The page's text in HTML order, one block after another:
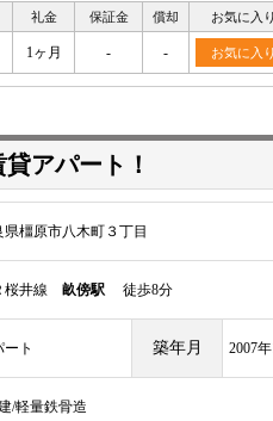
礼金 保証金 償却 お気に入り
1ヶ月 - - お気に入り
アパート！
県橿原市八木町３丁目
桜井線 畝傍駅 徒歩8分
ート 築年月 2007年
/軽量鉄骨造